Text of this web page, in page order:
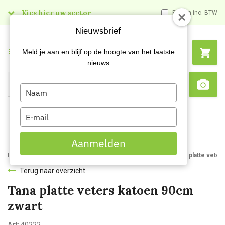
Kies hier uw sector Prijzen inc. BTW
Search
Menu
Home Webshop Werk- en veiligheidsschoenen Veters Tana platte
Terug naar overzicht
Tana platte veters katoen 90cm
zwart
Nieuwsbrief
Meld je aan en blijf op de hoogte van het laatste
nieuws
Type
your
name
Type
your
email
Aanmelden